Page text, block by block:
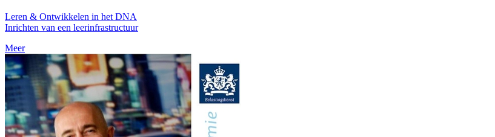
Leren & Ontwikkelen in het DNA
Inrichten van een leerinfrastructuur
Meer